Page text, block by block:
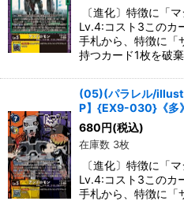
〔進化〕特徴に「
Lv.4:コスト3このカ
手札から、特徴に「
持つカード1枚を破
(05)(パラレル/
P】{EX9-030}《多》
680円(税込)
在庫数 3枚
〔進化〕特徴に「
Lv.4:コスト3このカ
手札から、特徴に「